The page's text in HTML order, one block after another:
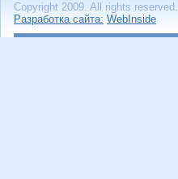
Copyright 2009. All rights reserved.
Разработка сайта: WebInside